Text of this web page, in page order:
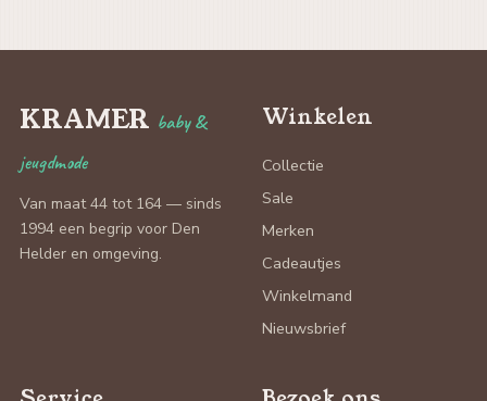
KRAMER baby &
jeugdmode
Van maat 44 tot 164 — sinds
1994 een begrip voor Den
Helder en omgeving.
Winkelen
Collectie
Sale
Merken
Cadeautjes
Winkelmand
Nieuwsbrief